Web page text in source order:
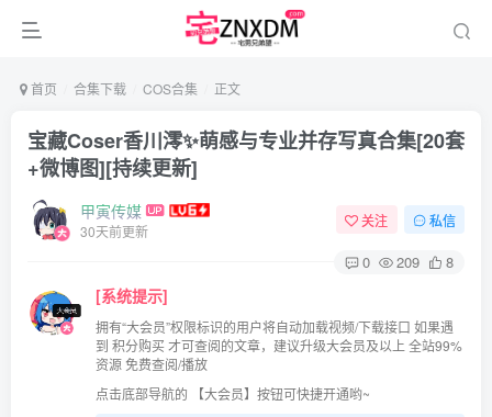
首页 合集下载 COS合集 正文
宝藏Coser香川澪✨萌感与专业并存写真合集[20套
+微博图][持续更新]
甲寅传媒
30天前更新
关注 私信
0 209 8
[系统提示]
拥有“大会员”权限标识的用户将自动加载视频/下载接口 如果遇
到 积分购买 才可查阅的文章，建议升级大会员及以上 全站99%
资源 免费查阅/播放
点击底部导航的 【大会员】按钮可快捷开通哟~